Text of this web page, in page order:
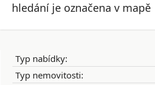
hledání je označena v mapě
Typ nabídky:
Typ nemovitosti: